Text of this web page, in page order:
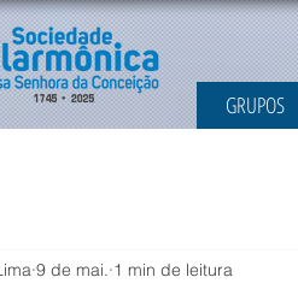
GRUPOS
9 de mai. 1 min de leitura